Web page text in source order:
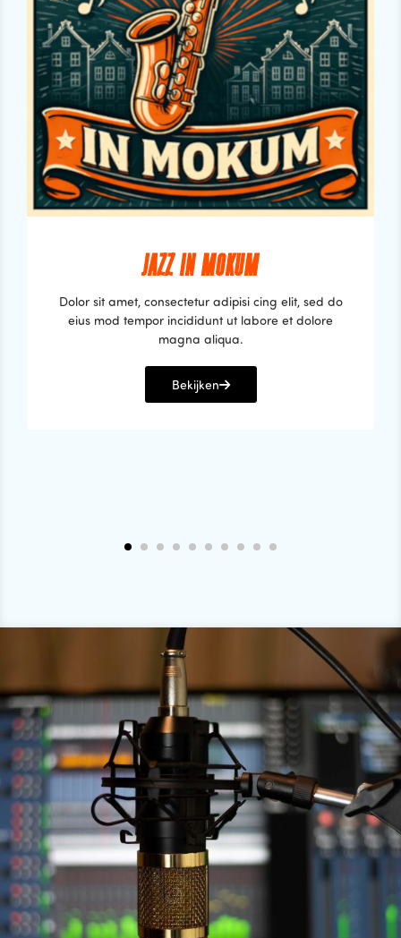
JAZZ IN MOKUM
Dolor sit amet, consectetur adipisi cing elit, sed do
eius mod tempor incididunt ut labore et dolore
magna aliqua.
Bekijken